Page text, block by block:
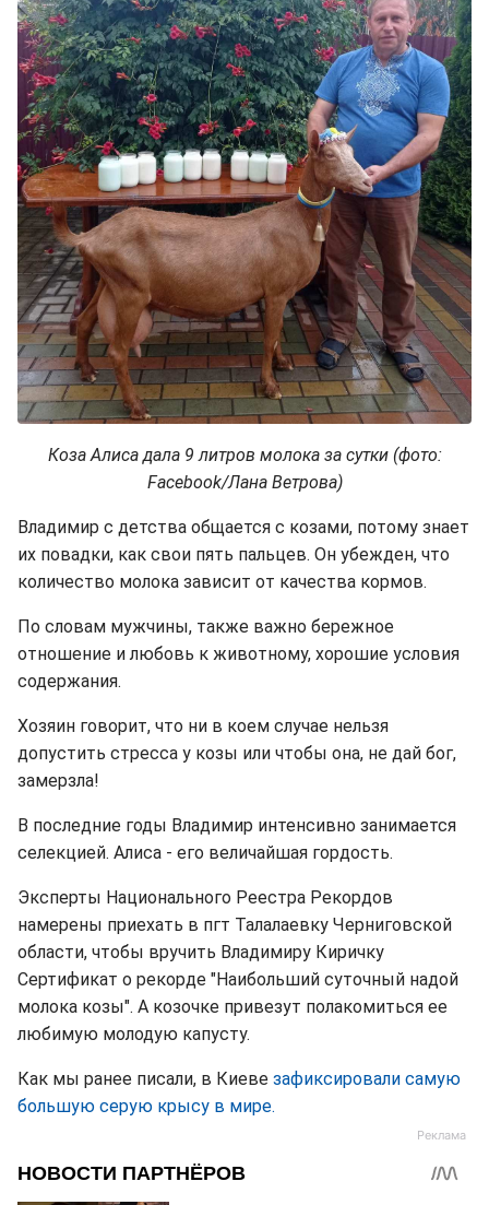
Коза Алиса дала 9 литров молока за сутки (фото:
Facebook/Лана Ветрова)
Владимир с детства общается с козами, потому знает
их повадки, как свои пять пальцев. Он убежден, что
количество молока зависит от качества кормов.
По словам мужчины, также важно бережное
отношение и любовь к животному, хорошие условия
содержания.
Хозяин говорит, что ни в коем случае нельзя
допустить стресса у козы или чтобы она, не дай бог,
замерзла!
В последние годы Владимир интенсивно занимается
селекцией. Алиса - его величайшая гордость.
Эксперты Национального Реестра Рекордов
намерены приехать в пгт Талалаевку Черниговской
области, чтобы вручить Владимиру Киричку
Сертификат о рекорде "Наибольший суточный надой
молока козы". А козочке привезут полакомиться ее
любимую молодую капусту.
Как мы ранее писали, в Киеве зафиксировали самую
большую серую крысу в мире.